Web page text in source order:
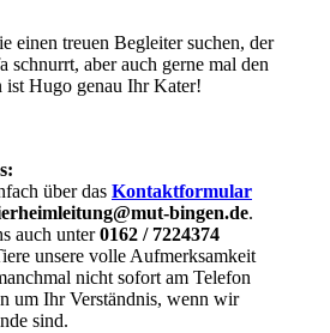
einen treuen Begleiter suchen, der
schnurrt, aber auch gerne mal den
ist Hugo genau Ihr Kater!
über das Kontaktformular
bingen.de.
auch unter0162 / 7224374
unsere volle Aufmerksamkeit
nicht sofort am Telefon
um Ihr Verständnis, wenn wir
sind.